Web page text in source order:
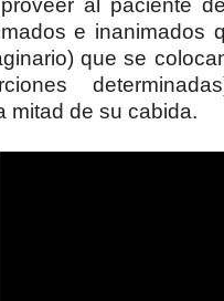
e inanimados
que se
mitad de su cabida.